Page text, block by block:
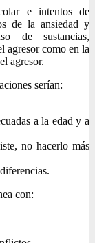
e intentos de
de la ansiedad y
de sustancias,
agresor como en la
agresor.
serían:
a la edad y a
no hacerlo más
con: